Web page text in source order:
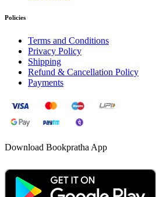
Policies
Terms and Conditions
Privacy Policy
Shipping
Refund & Cancellation Policy
Payments
Download Bookpratha App